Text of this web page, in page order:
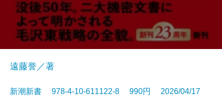
遠藤誉／著
新潮新書 978-4-10-611122-8 990円 2026/04/17